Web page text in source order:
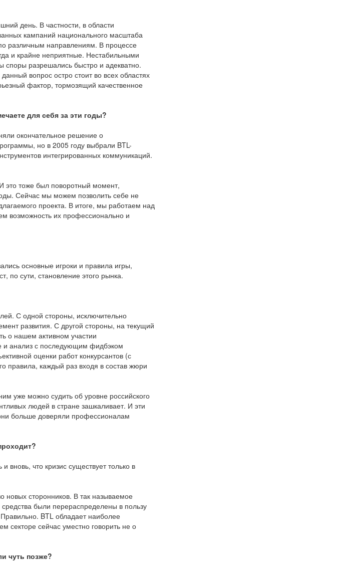
день. В частности, в области
кампаний национального масштаба
различным направлениям. В процессе
и крайне неприятные. Нестабильными
споры разрешались быстро и адекватно.
вопрос остро стоит во всех областях
фактор, тормозящий качественное
для себя за эти годы?
окончательное решение о
но в 2005 году выбрали BTL-
интегрированных коммуникаций.
это тоже был поворотный момент,
Сейчас мы можем позволить себе не
проекта. В итоге, мы работаем над
возможность их профессионально и
основные игроки и правила игры,
по сути, становление этого рынка.
С одной стороны, исключительно
развития. С другой стороны, на текущий
о нашем активном участии
и анализ с последующим фидбэком
оценки работ конкурсантов (с
правила, каждый раз входя в состав жюри
уже можно судить об уровне российского
людей в стране зашкаливает. И эти
больше доверяли профессионалам
вновь, что кризис существует только в
новых сторонников. В так называемое
были перераспределены в пользу
BTL обладает наиболее
секторе сейчас уместно говорить не о
чуть позже?